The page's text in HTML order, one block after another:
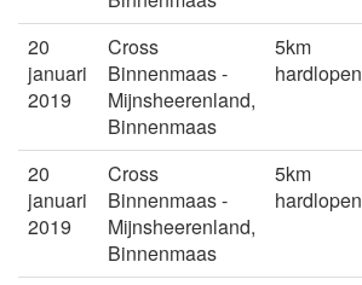
20
januari
2019
Cross
Binnenmaas -
Mijnsheerenland,
Binnenmaas
5km
hardlopen
20
januari
2019
Cross
Binnenmaas -
Mijnsheerenland,
Binnenmaas
5km
hardlopen